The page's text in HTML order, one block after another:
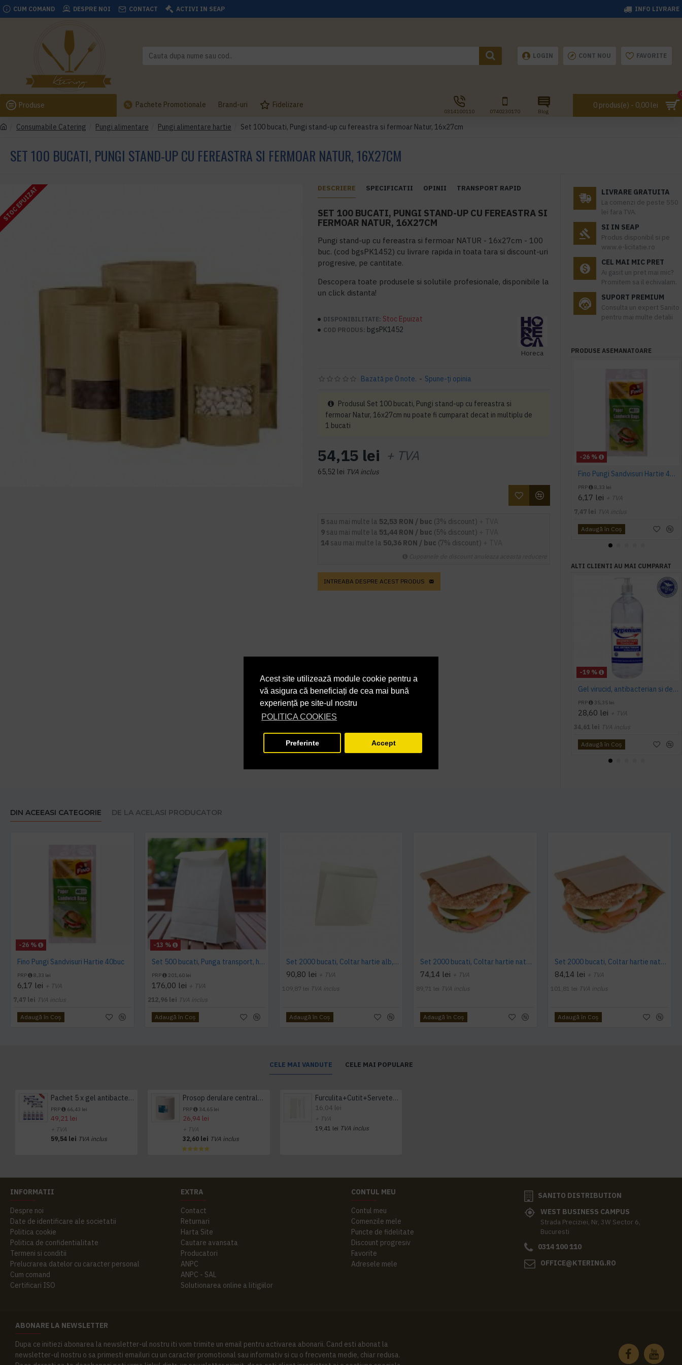
Acest site utilizează module cookie pentru a
vă asigura că beneficiați de cea mai bună
experiență pe site-ul nostru
POLITICA COOKIES
Preferinte Accept
CUM COMAND DESPRE NOI CONTACT ACTIVI IN SEAP INFO LIVRARE
LOGIN CONT NOU FAVORITE
Produse Pachete Promotionale Brand-uri Fidelizare
0314100110 0740230170 Blog
0 produs(e) - 0,00 lei
Consumabile Catering Pungi alimentare Pungi alimentare hartie Set 100 bucati, Pungi stand-up cu fereastra si fermoar Natur, 16x27cm
SET 100 BUCATI, PUNGI STAND-UP CU FEREASTRA SI FERMOAR NATUR, 16X27CM
STOC EPUIZAT DESCRIERE SPECIFICATII OPINII TRANSPORT RAPID
SET 100 BUCATI, PUNGI STAND-UP CU FEREASTRA SI
FERMOAR NATUR, 16X27CM
Pungi stand-up cu fereastra si fermoar NATUR - 16x27cm - 100
buc. (cod bgsPK1452) cu livrare rapida in toata tara si discount-uri
progresive, pe cantitate.
Descopera toate produsele si solutiile profesionale, disponibile la
un click distanta!
DISPONIBILITATE: Stoc Epuizat
COD PRODUS: bgsPK1452
Horeca
Bazată pe 0 note. - Spune-ţi opinia
54,15 lei + TVA
65,52 lei TVA inclus
Produsul Set 100 bucati, Pungi stand-up cu fereastra si
fermoar Natur, 16x27cm nu poate fi cumparat decat in multiplu de
1 bucati
5 sau mai multe la 52,53 RON / buc (3% discount)
9 sau mai multe la 51,44 RON / buc (5% discount)
14 sau mai multe la 50,36 RON / buc (7% discount)
INTREABA DESPRE ACEST PRODUS
LIVRARE GRATUITA
La comenzi de peste 550
lei fara TVA.
SI IN SEAP
Produs disponibil si pe
www.e-licitatie.ro
CEL MAI MIC PRET
Ai gasit un pret mai mic?
Promitem sa il echivalam.
SUPORT PREMIUM
Consulta un expert Sanito
pentru mai multe detalii
PRODUSE ASEMANATOARE
-26 %
Fino Pungi Sandvisuri Hartie 40buc
PRP 8,33 lei
6,17 lei + TVA
7,47 lei TVA inclus
Adaugă în Coş
ALTI CLIENTI AU MAI CUMPARAT
-19 %
Gel virucid, antibacterian si dezinfectant HYGIENIUM, 1L
PRP 35,35 lei
28,60 lei + TVA
34,61 lei TVA inclus
Adaugă în Coş
DIN ACEEASI CATEGORIE DE LA ACELASI PRODUCATOR
-26 %
Fino Pungi Sandvisuri Hartie 40buc
PRP 8,33 lei
6,17 lei + TVA
7,47 lei TVA inclus
Adaugă în Coş
-13 %
Set 500 bucati, Punga transport, hartie alba, fara maner, 25x11x28.5cm
PRP 201,60 lei
176,00 lei + TVA
212,96 lei TVA inclus
Adaugă în Coş
Set 2000 bucati, Coltar hartie alb, punga alimentara, 14,50 x 19 cm
90,80 lei + TVA
109,87 lei TVA inclus
Adaugă în Coş
Set 2000 bucati, Coltar hartie natur, 15 x 15 cm, 2000/set
74,14 lei + TVA
89,71 lei TVA inclus
Adaugă în Coş
Set 2000 bucati, Coltar hartie natur, 15 x 19 cm
84,14 lei + TVA
101,81 lei TVA inclus
Adaugă în Coş
CELE MAI VANDUTE CELE MAI POPULARE
Pachet 5 x gel antibacterian 50ml si 3 x Servetele antibacteriene 48 buc Hygienium
PRP 66,43 lei
49,21 lei
+ TVA
59,54 lei TVA inclus
Prosop derulare centrala 1 pliu, 300 m Tork
PRP 34,65 lei
26,94 lei
+ TVA
32,60 lei TVA inclus
Furculita+Cutit+Servetel 100buc/set
16,04 lei
+ TVA
19,41 lei TVA inclus
INFORMATII
Despre noi
Date de identificare ale societatii
Politica cookie
Politica de confidentialitate
Termeni si conditii
Prelucrarea datelor cu caracter personal
Cum comand
Certificari ISO
EXTRA
Contact
Returnari
Harta Site
Cautare avansata
Producatori
ANPC
ANPC - SAL
Solutionarea online a litigiilor
CONTUL MEU
Contul meu
Comenzile mele
Puncte de fidelitate
Discount progresiv
Favorite
Adresele mele
SANITO DISTRIBUTION
WEST BUSINESS CAMPUS
Strada Preciziei, Nr, 3W Sector 6,
Bucuresti
0314 100 110
OFFICE@KTERING.RO
ABONARE LA NEWSLETTER
Dupa ce initiezi abonarea la newsletter-ul nostru iti vom trimite un email pentru activarea abonarii. Cand esti abonat la
newsletter-ul nostru o sa primesti emailuri cu un caracter promotional sau informativ si cu o frecventa medie, chiar redusa.